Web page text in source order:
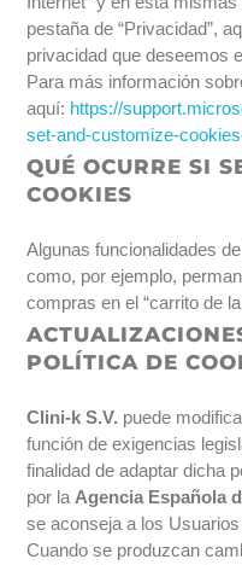
pestaña de “Privacidad”,
privacidad que deseemos
Para más información
aquí: https://
set-and-customize-
QUÉ OCURRE SI
COOKIES
Algunas funcionalidades
como, por ejemplo,
compras en el “carrito de
POLÍTICA DE
Clini-k S.V. puede
función de exigencias
finalidad de adaptar dicha
por la Agencia Española
se aconseja a los
Cuando se produzcan